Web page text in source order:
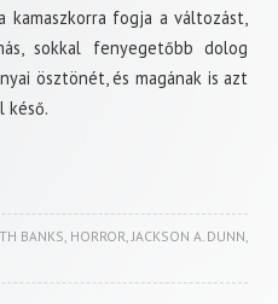
kamaszkorra fogja a változást,
sokkal fenyegetőbb dolog
ösztönét, és magának is azt
késő.
BANKS, HORROR,JACKSON A. DUNN,